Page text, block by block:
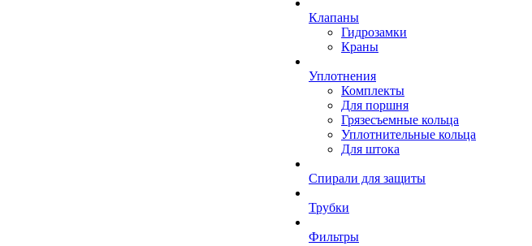
Клапаны
Гидрозамки
Краны
Уплотнения
Комплекты
Для поршня
Грязесъемные кольца
Уплотнительные кольца
Для штока
Спирали для защиты
Трубки
Фильтры